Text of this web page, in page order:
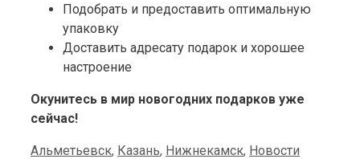
Подобрать и предоставить оптимальную
упаковку
Доставить адресату подарок и хорошее
настроение
Окунитесь в мир новогодних подарков уже
сейчас!
Categories
Альметьевск, Казань, Нижнекамск, Новости